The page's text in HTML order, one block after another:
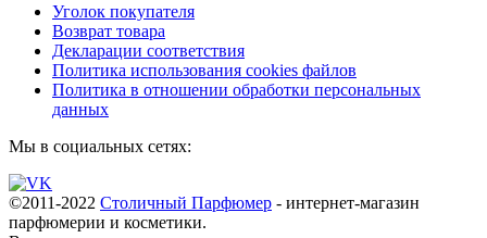
Уголок покупателя
Возврат товара
Декларации соответствия
Политика использования cookies файлов
Политика в отношении обработки персональных
данных
Мы в социальных сетях:
©2011-2022 Столичный Парфюмер - интернет-магазин
парфюмерии и косметики.